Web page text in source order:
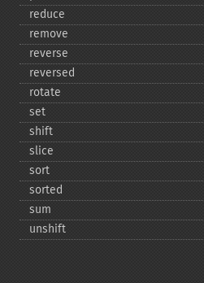
reduce
remove
reverse
reversed
rotate
set
shift
slice
sort
sorted
sum
unshift